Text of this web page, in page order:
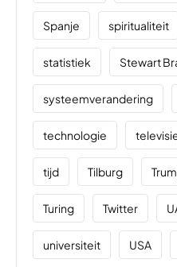
Spanje spiritualiteit
statistiek Stewart
systeemverandering
technologie
tijd Tilburg
Turing Twitter
universiteit USA